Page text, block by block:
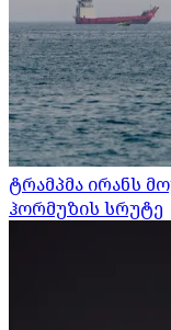
ტრამპმა ირანს
ჰორმუზის სრუტე